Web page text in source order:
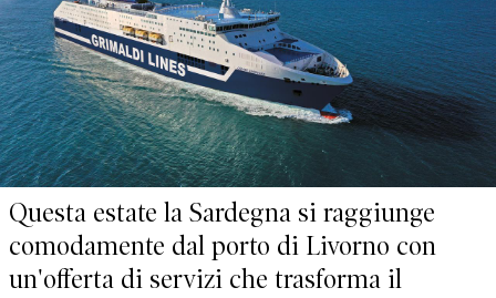
Questa estate la Sardegna si raggiunge
comodamente dal porto di Livorno con
un'offerta di servizi che trasforma il